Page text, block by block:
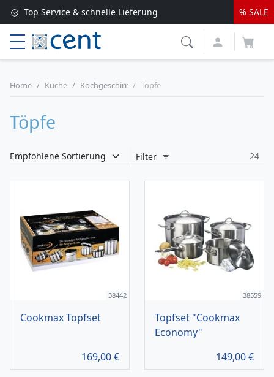
Top Service & schnelle Lieferung
Versandkostenfrei ab 250 EUR*
Lieferung nur 1-2 Werktage
% SALE
Home Küche Kochgeschirr Töpfe
Töpfe
Filter 24
38442
Cookmax Topfset
169,00€
38559
Topfset "Cookmax
Economy"
149,00€